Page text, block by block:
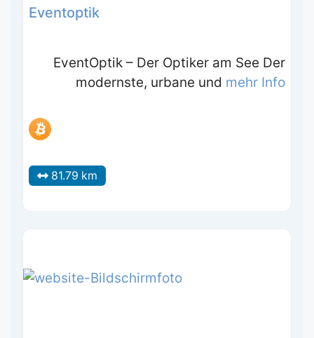
Eventoptik
EventOptik – Der Optiker am See Der
modernste, urbane und mehr Info
81.79 km